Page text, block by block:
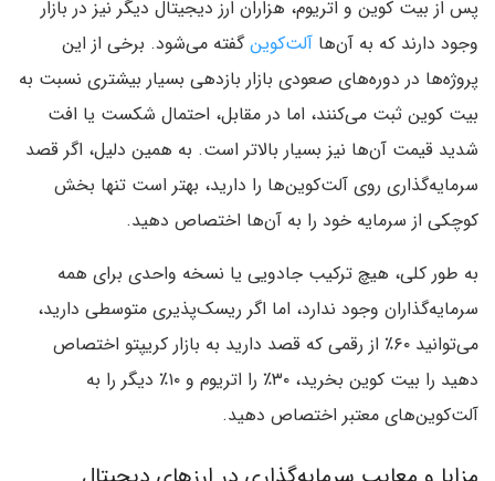
پس از بیت کوین و اتریوم، هزاران ارز دیجیتال دیگر نیز در بازار
وجود دارند که به آن‌ها آلت‌کوینگفته می‌شود. برخی از این
پروژه‌ها در دوره‌های صعودی بازار بازدهی بسیار بیشتری نسبت به
بیت کوین ثبت می‌کنند، اما در مقابل، احتمال شکست یا افت
شدید قیمت آن‌ها نیز بسیار بالاتر است. به همین دلیل، اگر قصد
سرمایه‌گذاری روی آلت‌کوین‌ها را دارید، بهتر است تنها بخش
کوچکی از سرمایه خود را به آن‌ها اختصاص دهید.
به طور کلی، هیچ ترکیب جادویی یا نسخه واحدی برای همه
سرمایه‌گذاران وجود ندارد، اما اگر ریسک‌پذیری متوسطی دارید،
می‌توانید ۶۰٪ از رقمی که قصد دارید به بازار کریپتو اختصاص
دهید را بیت کوین بخرید، ۳۰٪ را اتریوم و ۱۰٪ دیگر را به
آلت‌کوین‌های معتبر اختصاص دهید.